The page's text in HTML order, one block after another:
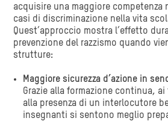
acquisire una maggiore competenza
casi di discriminazione nella vita
Quest’approccio mostra l’effetto
prevenzione del razzismo quando
strutture:
Maggiore sicurezza d’azione in
Grazie alla formazione continua,
alla presenza di un interlocutore
insegnanti si sentono meglio